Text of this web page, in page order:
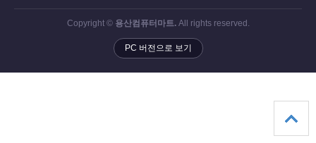
Copyright © 용산컴퓨터마트.All rights reserved.
PC 버전으로 보기